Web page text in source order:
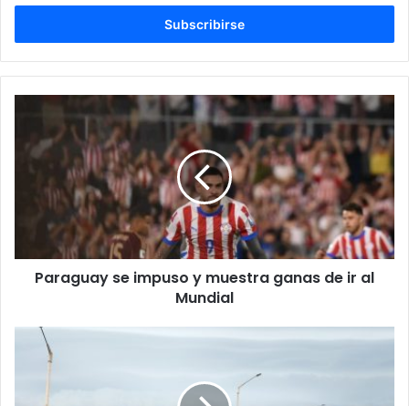
correo
Paraguay se impuso y muestra ganas de ir al
Mundial